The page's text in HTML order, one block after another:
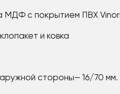
МДФ с покрытием ПВХ
и ковка
стороны— 16/70 мм.